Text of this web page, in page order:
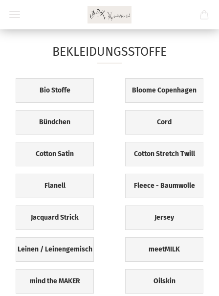
BEKLEIDUNGSSTOFFE
Bio Stoffe Bloome Copenhagen
Bündchen Cord
Cotton Satin Cotton Stretch Twill
Flanell Fleece - Baumwolle
Jacquard Strick Jersey
Leinen / Leinengemisch meetMILK
mind the MAKER Oilskin